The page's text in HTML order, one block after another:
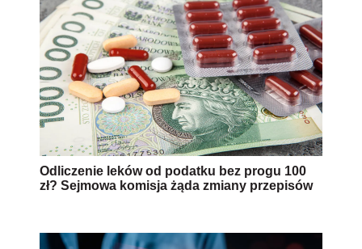
Odliczenie leków od podatku bez progu 100
zł? Sejmowa komisja żąda zmiany przepisów